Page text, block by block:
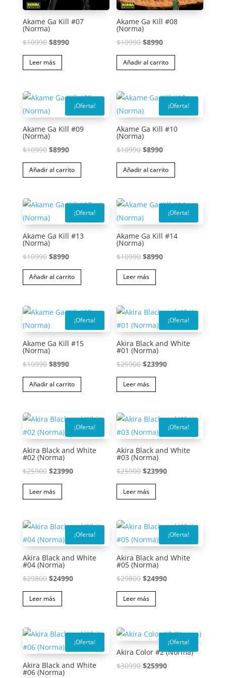
Akame Ga Kill #07
(Norma)
$10990 El
precio
original
$10990.
$8990El
$8990.
Leer más
Akame Ga Kill #08
(Norma)
$10990 El
precio
original
$10990.
$8990El
precio
actual
$8990.
Añadir al carrito
¡Oferta!
Akame Ga Kill #09
(Norma)
$10990 El
precio
original
$10990.
$8990El
precio
actual
$8990.
Añadir al carrito
¡Oferta!
Akame Ga Kill #10
(Norma)
$10990 El
precio
original
$10990.
$8990El
precio
actual
$8990.
Añadir al carrito
¡Oferta!
Akame Ga Kill #13
(Norma)
$10990 El
precio
original
$10990.
$8990El
precio
actual
$8990.
Añadir al carrito
¡Oferta!
Akame Ga Kill #14
(Norma)
$10990 El
precio
original
$10990.
$8990El
$8990.
Leer más
¡Oferta!
Akame Ga Kill #15
(Norma)
$10990 El
precio
original
$10990.
$8990El
precio
actual
$8990.
Añadir al carrito
¡Oferta!
Akira Black and White
#01 (Norma)
$25900 El
precio
original
$25900.
$23990El
$23990.
Leer más
¡Oferta!
Akira Black and White
#02 (Norma)
$25900 El
precio
original
$25900.
$23990El
$23990.
Leer más
¡Oferta!
Akira Black and White
#03 (Norma)
$25900 El
precio
original
$25900.
$23990El
$23990.
Leer más
¡Oferta!
Akira Black and White
#04 (Norma)
$29800 El
precio
original
$29800.
$24990El
$24990.
Leer más
¡Oferta!
Akira Black and White
#05 (Norma)
$29800 El
precio
original
$29800.
$24990El
$24990.
Leer más
¡Oferta!
Akira Black and White
#06 (Norma)
¡Oferta!
Akira Color #2 (Norma)
$30990 El
$25990El